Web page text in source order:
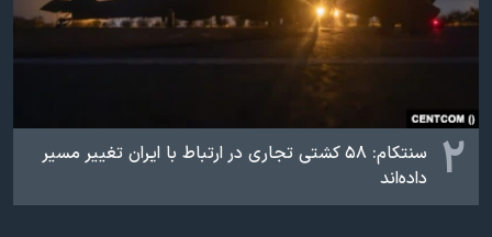
۲
سنتکام: ۵۸ کشتی تجاری در ارتباط با ایران تغییر مسیر
داده‌اند